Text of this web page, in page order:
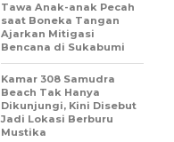
Tawa Anak-anak Pecah
saat Boneka Tangan
Ajarkan Mitigasi
Bencana di Sukabumi
Kamar 308 Samudra
Beach Tak Hanya
Dikunjungi, Kini Disebut
Jadi Lokasi Berburu
Mustika